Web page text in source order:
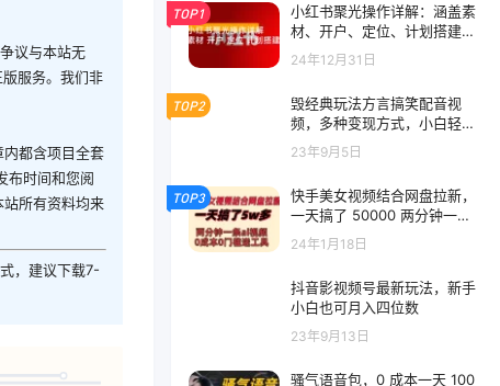
议与本站无
服务。我们非
都含项目全套
布时间和您阅
所有资料均来
，建议下载7-
TOP1
小红书聚光操作详解：涵盖素
材、开户、定位、计划搭建等
全流程实操
24年12月31日
TOP2
毁经典玩法方言搞笑配音视
频，多种变现方式，小白轻松
日入 500+
23年9月5日
TOP3
快手美女视频结合网盘拉新，
一天搞了 50000 两分钟一条
AI 原创视频
24年1月18日
抖音影视频号最新玩法，新手
小白也可月入四位数
23年9月13日
骚气语音包，0 成本一天 100